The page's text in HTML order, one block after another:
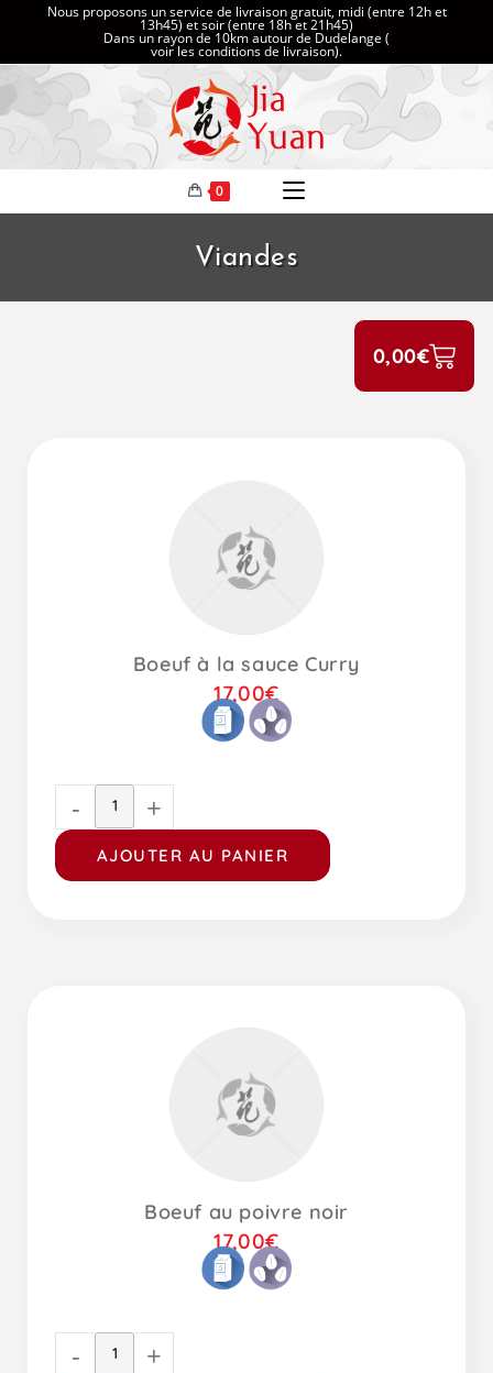
Nous proposons un service de livraison gratuit, midi (entre 12h et
13h45) et soir (entre 18h et 21h45)
Dans un rayon de 10km autour de Dudelange (
voir les conditions de livraison).
0
Viandes
0,00€
Boeuf à la sauce Curry
17,00€
- +
AJOUTER AU PANIER
Boeuf au poivre noir
17,00€
- +